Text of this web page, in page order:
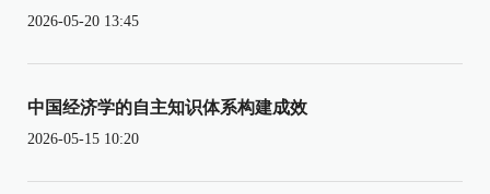
2026-05-20 13:45
中国经济学的自主知识体系构建成效
2026-05-15 10:20